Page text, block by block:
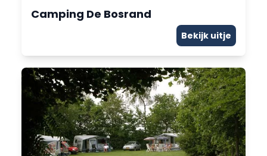
Camping De Bosrand
Bekijk uitje